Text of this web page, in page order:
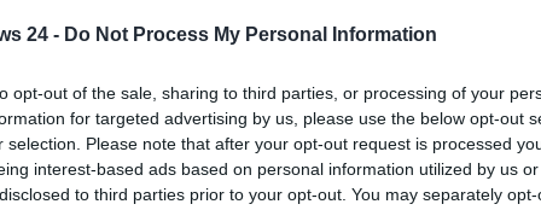
24 - Do Not Process My Personal Information
opt-out of the sale, sharing to third parties, or processing of your
for targeted advertising by us, please use the below opt-out
selection. Please note that after your opt-out request is processed
interest-based ads based on personal information utilized by us
to third parties prior to your opt-out. You may separately
i tifosi così come i piloti Bagnaia e Marquez. Ecco
è arrivato direttamente dai piani alti della nota Casa.
farsi trovare pronti. Soprattutto Pecco Bagnaia che
alla sua prima esperienza con la Casa ufficiale.